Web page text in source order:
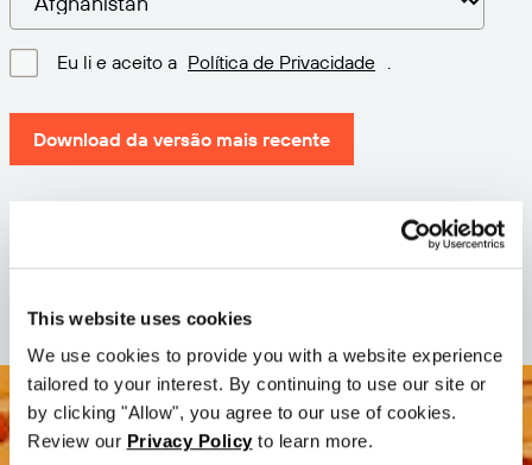
This website uses cookies
We use cookies to provide you with a website experience
tailored to your interest. By continuing to use our site or
by clicking "Allow", you agree to our use of cookies.
Review our Privacy Policy to learn more.
Eu li e aceito a Política de Privacidade
Download da versão mais recente
Data: 2026-05-05